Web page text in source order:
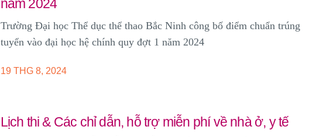
năm 2024
Trường Đại học Thể dục thể thao Bắc Ninh công bố điểm chuẩn trúng
tuyển vào đại học hệ chính quy đợt 1 năm 2024
19 THG 8, 2024
Lịch thi & Các chỉ dẫn, hỗ trợ miễn phí về nhà ở, y tế